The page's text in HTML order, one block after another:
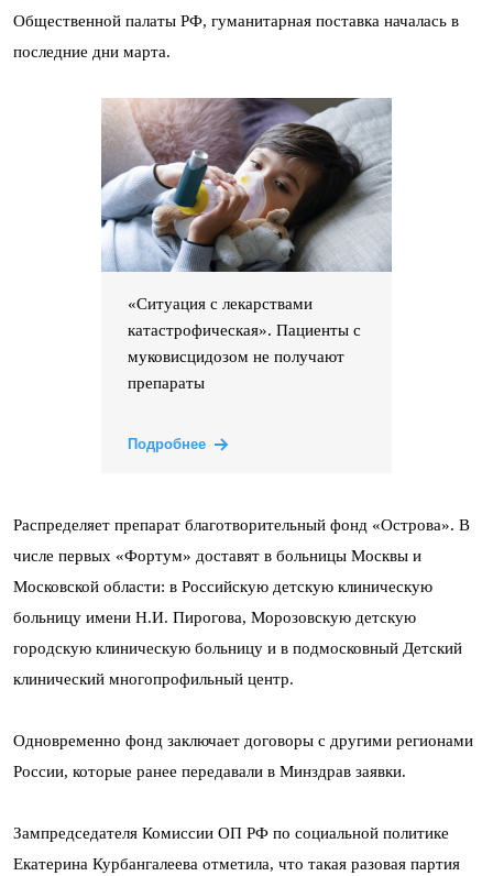
Общественной палаты РФ, гуманитарная поставка началась в
последние дни марта.
«Ситуация с лекарствами
катастрофическая». Пациенты с
муковисцидозом не получают
препараты
Подробнее
Распределяет препарат благотворительный фонд «Острова». В
числе первых «Фортум» доставят в больницы Москвы и
Московской области: в Российскую детскую клиническую
больницу имени Н.И. Пирогова, Морозовскую детскую
городскую клиническую больницу и в подмосковный Детский
клинический многопрофильный центр.
Одновременно фонд заключает договоры с другими регионами
России, которые ранее передавали в Минздрав заявки.
Зампредседателя Комиссии ОП РФ по социальной политике
Екатерина Курбангалеева отметила, что такая разовая партия